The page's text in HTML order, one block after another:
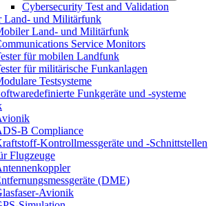
Cybersecurity Test and Validation
Land- und Militärfunk
Land- und Militärfunk
Service Monitors
für mobilen Landfunk
für militärische Funkanlagen
Testsysteme
Funkgeräte und -systeme
B Compliance
Kontrollmessgeräte und -Schnittstellen
Flugzeuge
(DME)
Avionik